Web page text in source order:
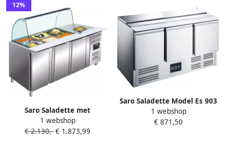
12%
Saro Saladette met
glasopstand 3 deuren 3x 1
1GN 323-10715
1 webshop
€ 2.130,- € 1.873,99
Saro Saladette Model Es 903
465-1005 9x 1 3GN
1 webshop
€ 871,50